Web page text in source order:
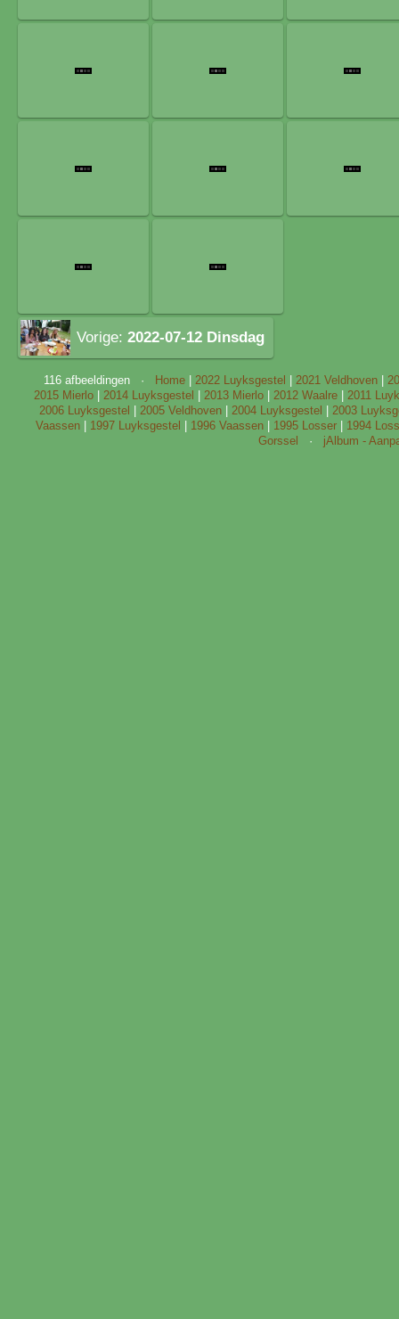
Vorige: 2022-07-12 Dinsdag
116 afbeeldingen · Home |2022 Luyksgestel |2021 Veldhoven |
2015 Mierlo |2014 Luyksgestel |2013 Mierlo |2012 Waalre |2011
2006 Luyksgestel
2005 Veldhoven 2004 Luyksgestel
2003
Vaassen
1997 Luyksgestel 1996 Vaassen 1995 Losser
1994
Gorssel
· jAlbum -